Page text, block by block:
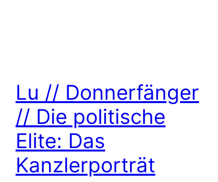
Lu // Donnerfänger
// Die politische
Elite: Das
Kanzlerporträt